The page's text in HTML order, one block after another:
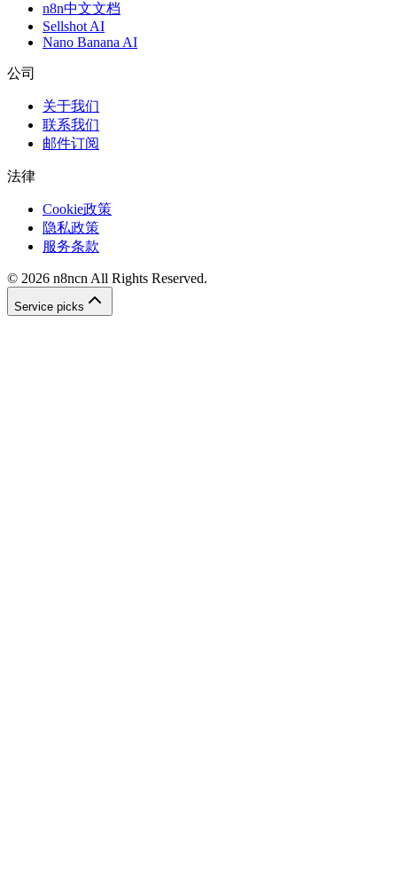
n8n中文文档
Sellshot AI
Nano Banana AI
公司
关于我们
联系我们
邮件订阅
法律
Cookie政策
隐私政策
服务条款
© 2026 n8ncn All Rights Reserved.
Service picks